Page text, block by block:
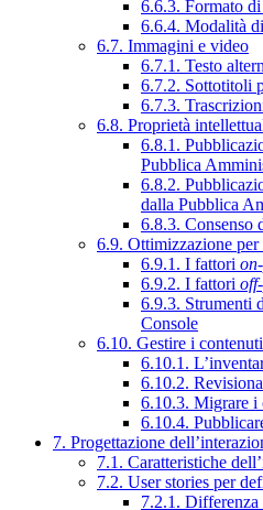
6.6.3. Formato
6.6.4. Modalità
6.7. Immagini e video
6.7.1. Testo
6.7.2. Sottotitoli
6.7.3.
6.8. Proprietà
6.8.1.
Pubblica
6.8.2.
dalla Pubblica
6.8.3. Consenso
6.9. Ottimizzazione
6.9.1. I fattori
6.9.2. I fattori
6.9.3. Strumenti
Console
6.10. Gestire i contenuti
6.10.1.
6.10.2.
6.10.3. Migrare i
6.10.4.
7. Progettazione
7.1. Caratteristiche
7.2. User stories per
7.2.1. Differenza